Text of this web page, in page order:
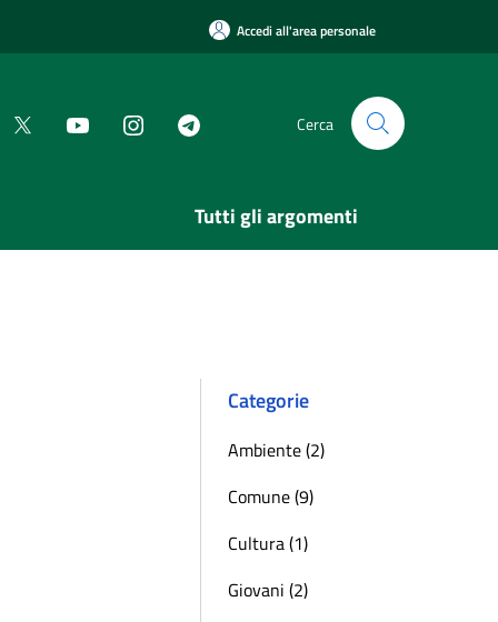
Accedi all'area personale
Cerca
Tutti gli argomenti
Categorie
Ambiente (2)
Comune (9)
Cultura (1)
Giovani (2)